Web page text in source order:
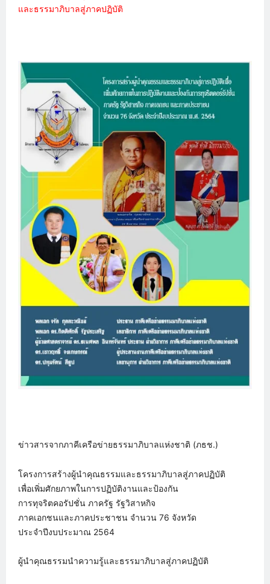
และธรรมาภิบาลสู่ภาคปฏิบัติ
ข่าวสารจากภาคีเครือข่ายธรรมาภิบาลแห่งชาติ (ภธช.)
โครงการสร้างผู้นำคุณธรรมและธรรมาภิบาลสู่ภาคปฏิบัติ
เพื่อเพิ่มศักยภาพในการปฏิบัติงานและป้องกัน
การทุจริตคอรัปชั่น ภาครัฐ รัฐวิสาหกิจ
ภาคเอกชนและภาคประชาชน จำนวน 76 จังหวัด
ประจำปีงบประมาณ 2564
ผู้นำคุณธรรมนำความรู้และธรรมาภิบาลสู่ภาคปฏิบัติ